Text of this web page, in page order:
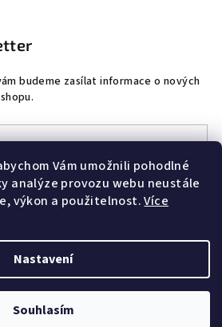
Vám umožnili pohodlné
analýze provozu webu neustále
výkon a použitelnost.Více
Nastavení
Souhlasím
budeme zasílat informace o nových
spodmínkami ochrany osobních